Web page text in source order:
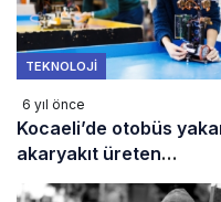
TEKNOLOJI
6 yıl önce
Kocaeli’de otobüs
akaryakıt üreten
imalathaneye baskın